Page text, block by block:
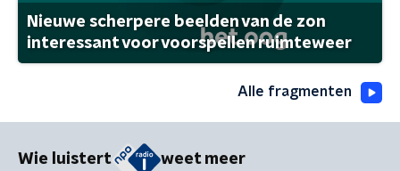
Nieuwe scherpere beelden van de zon
interessant voor voorspellen ruimteweer
Alle fragmenten
Wie luistert weet meer